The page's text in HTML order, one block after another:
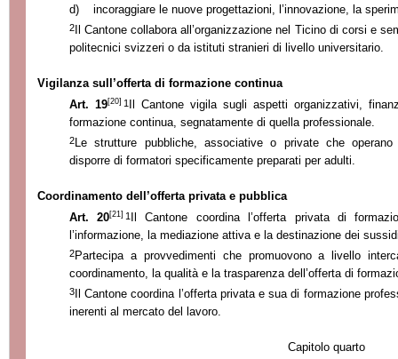
d)
incoraggiare le nuove progettazioni, l’innovazione, la
2
Il Cantone collabora all’organizzazione nel Ticino di corsi e
politecnici svizzeri o da istituti stranieri di livello universitario.
Vigilanza sull’offerta di formazione continua
Art. 19[20] 1Il Cantone vigila sugli aspetti organizzativi,
formazione continua, segnatamente di quella professionale.
2 Le strutture pubbliche, associative o private che
disporre di formatori specificamente preparati per adulti.
Coordinamento dell’offerta privata e pubblica
Art. 20[21] 1
Il Cantone coordina l’offerta privata di
l’informazione, la mediazione attiva e la destinazione dei
2Partecipa a provvedimenti che promuovono a livello
coordinamento, la qualità e la trasparenza dell’offerta di
3Il Cantone coordina l’offerta privata e sua di formazione
inerenti al mercato del lavoro.
Capitolo quarto